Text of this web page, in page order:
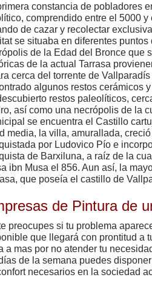
constancia de pobladores
comprendido entre el 5000
de cazar y recolectar
se situaba en diferentes
de la Edad del Bronce que
de la actual Tarrasa
cerca del torrente de
algunos restos cerámicos
restos paleolíticos,
así como una necrópolis de la
se encuentra el Castillo
media, la villa, amurallada,
por Ludovico Pío e
de Barxiluna, a raíz de la
ibn Musa el 856. Aun así, la
que poseía el castillo de
de Pintura de
preocupes si tu problema
que llegará con prontitud a
a mas por no atender tu
de la semana puedes
necesarios en la sociedad